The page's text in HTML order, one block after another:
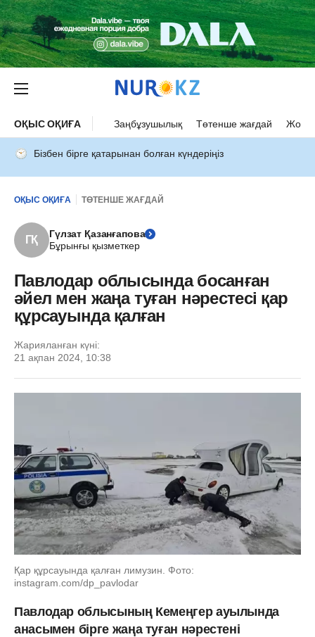
ОҚЫС ОҚИҒА Заңбұзушылық Төтенше жағдай Жол
Бізбен бірге қатарынан болған күндеріңіз
ОҚЫС ОҚИҒА ТӨТЕНШЕ ЖАҒДАЙ
ГҚ
Гүлзат Қазанғапова
Бұрынғы қызметкер
Павлодар облысында босанған
әйел мен жаңа туған нәрестесі қар
құрсауында қалған
Жарияланған күні:
21 ақпан 2024, 10:38
Қар құрсауында қалған лимузин. Фото:
instagram.com/dp_pavlodar
Павлодар облысының Кемеңгер ауылында
анасымен бірге жаңа туған нәрестені